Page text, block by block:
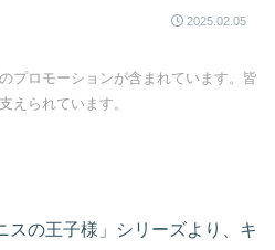
2025.02.05
プロモーションが含まれています。皆
えられています。
スの王子様」シリーズより、キ